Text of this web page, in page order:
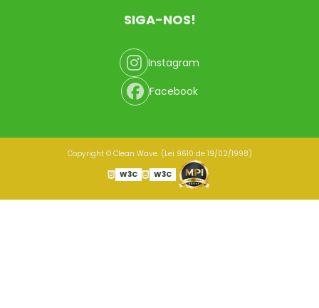
SIGA-NOS!
Instagram
Facebook
Copyright © Clean Wave. (Lei 9610 de 19/02/1998)
W3C
W3C